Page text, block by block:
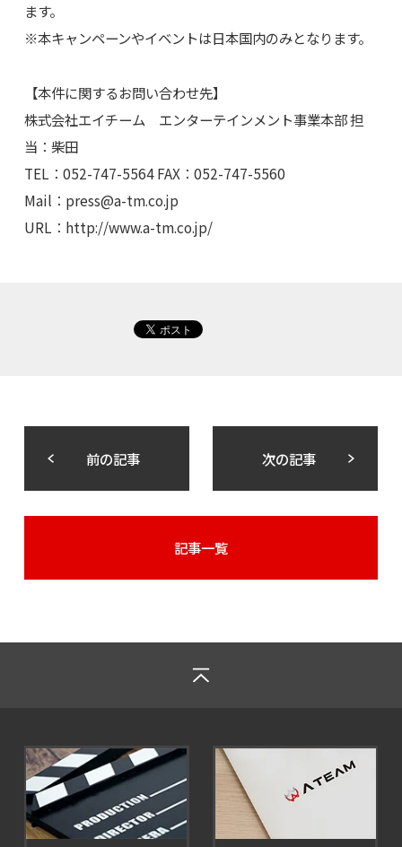
ます。
※本キャンペーンやイベントは日本国内のみとなります。
【本件に関するお問い合わせ先】
株式会社エイチーム エンターテインメント事業本部 担
当：柴田
TEL：052-747-5564 FAX：052-747-5560
Mail： press@a-tm.co.jp
URL：http://www.a-tm.co.jp/
前の記事 次の記事
記事一覧